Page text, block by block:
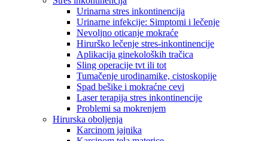
Urinarna stres inkontinencija
Urinarne infekcije: Simptomi i lečenje
Nevoljno oticanje mokraće
Hirurško lečenje stres-inkontinencije
Aplikacija ginekoloških tračica
Sling operacije tvt ili tot
Tumačenje urodinamike, cistoskopije
Spad bešike i mokraćne cevi
Laser terapija stres inkontinencije
Problemi sa mokrenjem
Hirurska oboljenja
Karcinom jajnika